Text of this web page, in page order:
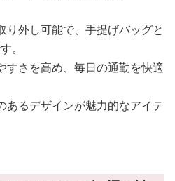
り外し可能で、手提げバッグと
。
すさを高め、毎日の通勤を快適
あるデザインが魅力的なアイテ